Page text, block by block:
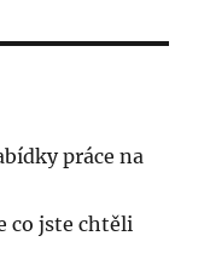
práce na
co jste chtěli